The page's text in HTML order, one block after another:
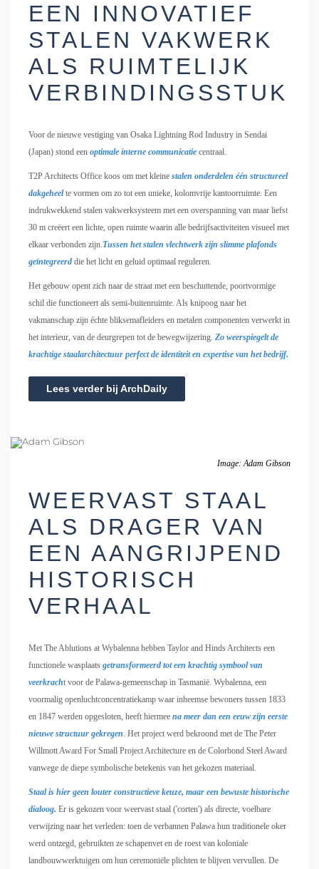
EEN INNOVATIEF
STALEN VAKWERK
ALS RUIMTELIJK
VERBINDINGSSTUK
Voor de nieuwe vestiging van Osaka Lightning Rod Industry in Sendai
(Japan) stond een optimale interne communicatie centraal.
T2P Architects Office koos om met kleine stalen onderdelen één structureel
dakgeheelte vormen om zo tot een unieke, kolomvrije kantoorruimte. Een
indrukwekkend stalen vakwerksysteem met een overspanning van maar liefst
30 m creëert een lichte, open ruimte waarin alle bedrijfsactiviteiten visueel met
elkaar verbonden zijn.Tussen het stalen vlechtwerk zijn slimme plafonds
geïntegreerd die het licht en geluid optimaal reguleren.
Het gebouw opent zich naar de straat met een beschuttende, poortvormige
schil die functioneert als semi-buitenruimte. Als knipoog naar het
vakmanschap zijn échte bliksemafleiders en metalen componenten verwerkt in
het interieur, van de deurgrepen tot de bewegwijzering. Zo weerspiegelt de
krachtige staalarchitectuur perfect de identiteit en expertise van het bedrijf.
Lees verder bij ArchDaily
Image: Adam Gibson
WEERVAST STAAL
ALS DRAGER VAN
EEN AANGRIJPEND
HISTORISCH
VERHAAL
Met The Ablutions at Wybalenna hebben Taylor and Hinds Architects een
functionele wasplaats getransformeerd tot een krachtig symbool van
veerkracht voor de Palawa-gemeenschap in Tasmanië. Wybalenna, een
voormalig openluchtconcentratiekamp waar inheemse bewoners tussen 1833
en 1847 werden opgesloten, heeft hiermee na meer dan een eeuw zijn eerste
nieuwe structuur gekregen. Het project werd bekroond met de The Peter
Willmott Award For Small Project Architecture en de Colorbond Steel Award
vanwege de diepe symbolische betekenis van het gekozen materiaal.
Staal is hier geen louter constructieve keuze, maar een bewuste historische
dialoog. Er is gekozen voor weervast staal ('corten') als directe, voelbare
verwijzing naar het verleden: toen de verbannen Palawa hun traditionele oker
werd ontzegd, gebruikten ze schapenvet en de roest van koloniale
landbouwwerktuigen om hun ceremoniële plichten te blijven vervullen. De